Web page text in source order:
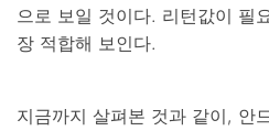
으로 보일 것이다. 리턴값이 필
장 적합해 보인다.
지금까지 살펴본 것과 같이, 안